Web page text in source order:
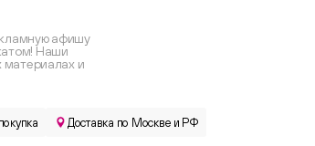
афишу
Наши
материалах и
Доставка по Москве и РФ